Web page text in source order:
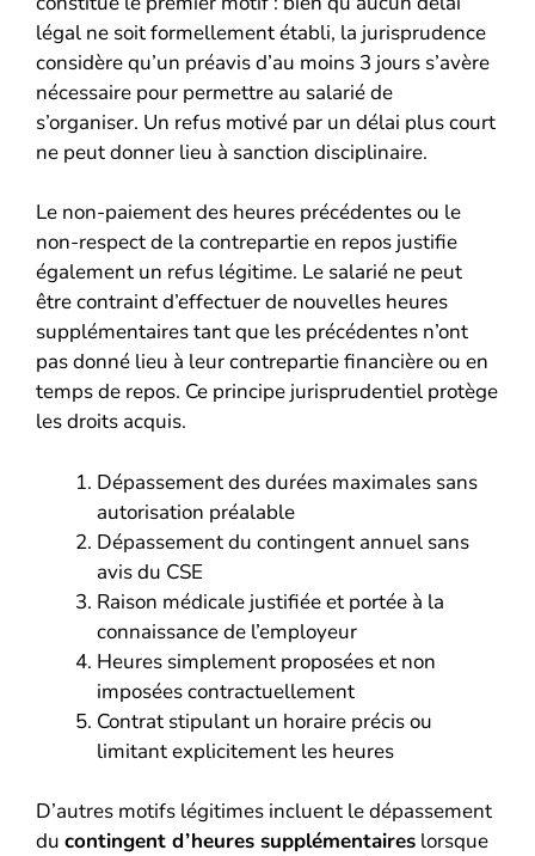
légal ne soit formellement établi, la jurisprudence
considère qu’un préavis d’au moins 3 jours s’avère
nécessaire pour permettre au salarié de
s’organiser. Un refus motivé par un délai plus court
ne peut donner lieu à sanction disciplinaire.
Le non-paiement des heures précédentes ou le
non-respect de la contrepartie en repos justifie
également un refus légitime. Le salarié ne peut
être contraint d’effectuer de nouvelles heures
supplémentaires tant que les précédentes n’ont
pas donné lieu à leur contrepartie financière ou en
temps de repos. Ce principe jurisprudentiel protège
les droits acquis.
Dépassement des durées maximales sans
autorisation préalable
Dépassement du contingent annuel sans
avis du CSE
Raison médicale justifiée et portée à la
connaissance de l’employeur
Heures simplement proposées et non
imposées contractuellement
Contrat stipulant un horaire précis ou
limitant explicitement les heures
D’autres motifs légitimes incluent le dépassement
du contingent d’heures supplémentaires lorsque